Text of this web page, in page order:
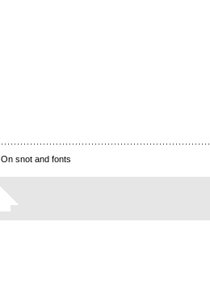
On snot and fonts